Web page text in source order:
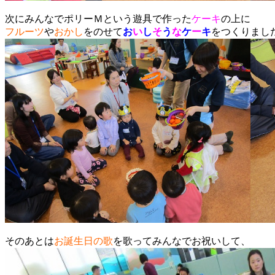
次にみんなでポリーＭという遊具で作ったケーキの上に
フルーツやおかし をのせておいしそうなケーキをつくりま
そのあとはお誕生日の歌を歌ってみんなでお祝いして、